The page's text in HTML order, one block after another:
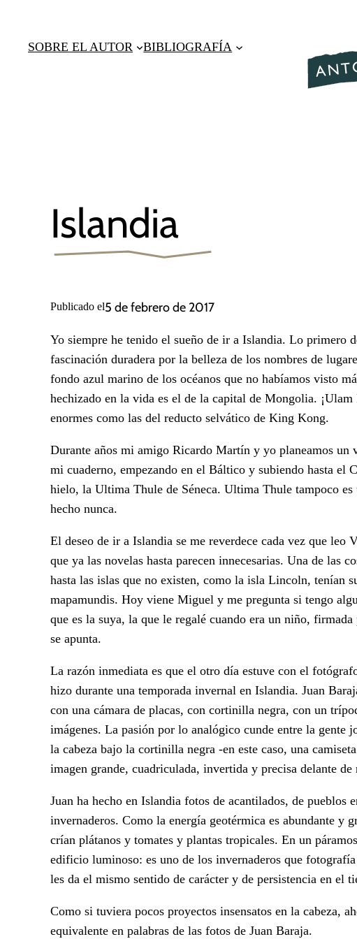
contenido
SOBRE EL AUTOR BIBLIOGRAFÍA
Islandia
Publicado el5 de febrero de 2017
Yo siempre he tenido el sueño de ir a Islandia. Lo primero
fascinación duradera por la belleza de los nombres de
fondo azul marino de los océanos que no habíamos visto
hechizado en la vida es el de la capital de Mongolia.
enormes como las del reducto selvático de King Kong.
Durante años mi amigo Ricardo Martín y yo planeamos
mi cuaderno, empezando en el Báltico y subiendo hasta
hielo, la Ultima Thule de Séneca. Ultima Thule tampoco
hecho nunca.
El deseo de ir a Islandia se me reverdece cada vez que
que ya las novelas hasta parecen innecesarias. Una de las
hasta las islas que no existen, como la isla Lincoln, tenían
mapamundis. Hoy viene Miguel y me pregunta si tengo
que es la suya, la que le regalé cuando era un niño,
se apunta.
La razón inmediata es que el otro día estuve con el
hizo durante una temporada invernal en Islandia. Juan
con una cámara de placas, con cortinilla negra, con un
imágenes. La pasión por lo analógico cunde entre la gente
la cabeza bajo la cortinilla negra -en este caso, una
imagen grande, cuadriculada, invertida y precisa delante de
Juan ha hecho en Islandia fotos de acantilados, de
invernaderos. Como la energía geotérmica es abundante y
crían plátanos y tomates y plantas tropicales. En un
edificio luminoso: es uno de los invernaderos que
les da el mismo sentido de carácter y de persistencia en el
Como si tuviera pocos proyectos insensatos en la cabeza,
equivalente en palabras de las fotos de Juan Baraja.